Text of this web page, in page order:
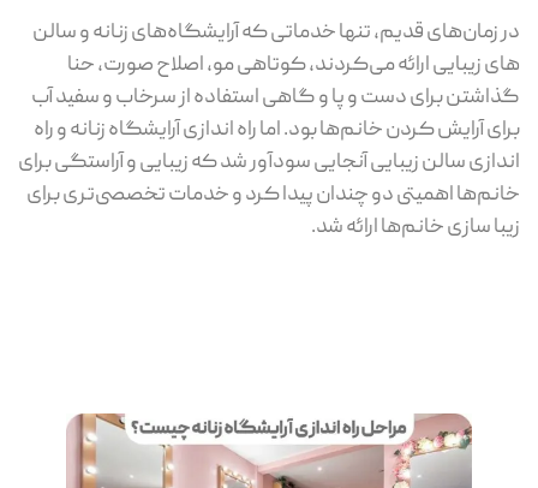
در زمان‌های قدیم، تنها خدماتی که آرایشگاه‌های زنانه و سالن
های زیبایی ارائه می‌کردند، کوتاهی مو، اصلاح صورت، حنا
گذاشتن برای دست و پا و گاهی استفاده از سرخاب و سفید آب
برای آرایش کردن خانم‌ها بود. اما راه اندازی آرایشگاه زنانه و راه
اندازی سالن زیبایی آنجایی سودآور شد که زیبایی و آراستگی برای
خانم‌ها اهمیتی دو چندان پیدا کرد و خدمات تخصصی‌تری برای
زیبا سازی خانم‌ها ارائه شد.